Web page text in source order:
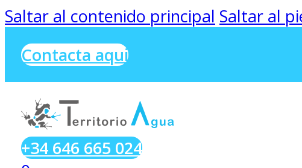
Saltar al contenido principal Saltar al
Contacta aqui
+34 646 665 024